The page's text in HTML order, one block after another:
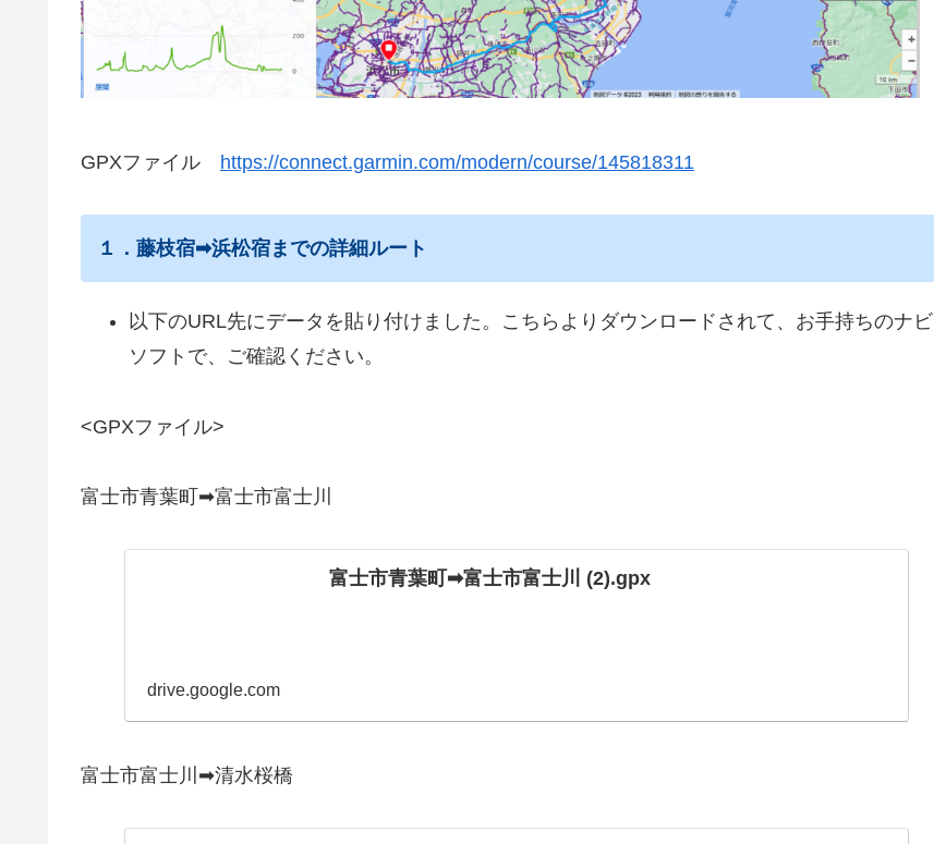
GPXファイル https://connect.garmin.com/modern/course/145818311
１．藤枝宿➡浜松宿までの詳細ルート
以下のURL先にデータを貼り付けました。こちらよりダウンロードされて、お手持ちのナビ
ソフトで、ご確認ください。
<GPXファイル>
富士市青葉町➡富士市富士川
富士市青葉町➡富士市富士川 (2).gpx
drive.google.com
富士市富士川➡清水桜橋